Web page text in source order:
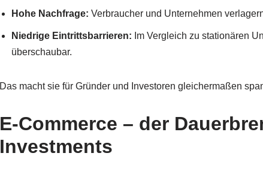
Hohe Nachfrage: Verbraucher und Unternehmen
Niedrige Eintrittsbarrieren: Im Vergleich zu stationären
überschaubar.
Das macht sie für Gründer und Investoren gleichermaßen
E-Commerce – der
Investments